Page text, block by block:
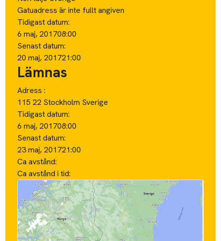
Gatuadress är inte fullt angiven
Tidigast datum:
6 maj, 201708:00
Senast datum:
20 maj, 201721:00
Lämnas
Adress :
115 22 Stockholm Sverige
Tidigast datum:
6 maj, 201708:00
Senast datum:
23 maj, 201721:00
Ca avstånd:
Ca avstånd i tid: